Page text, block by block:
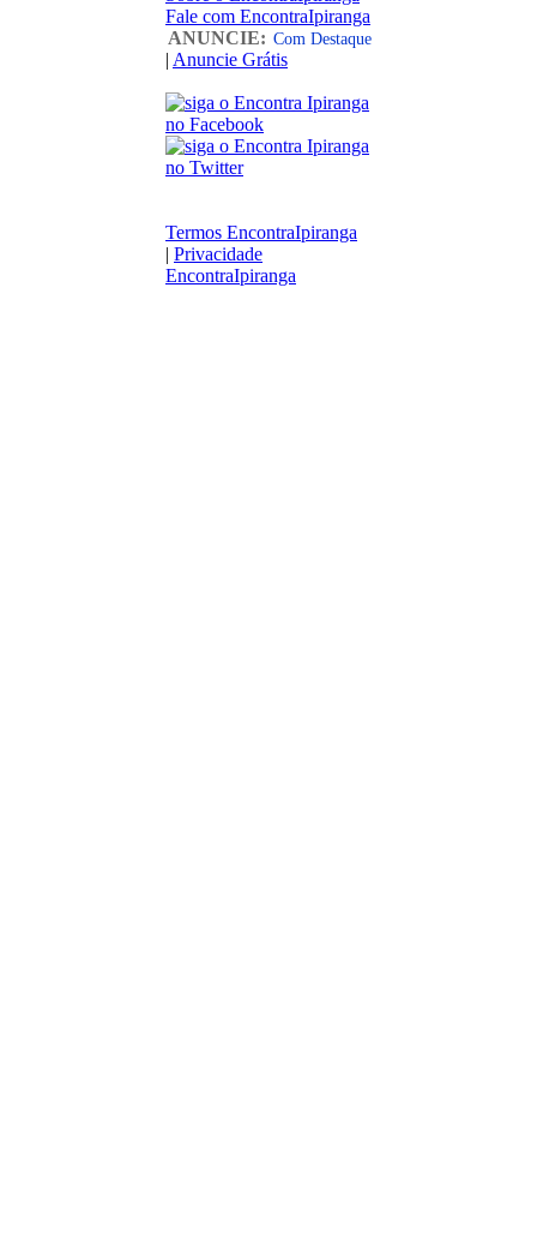
Fale com EncontraIpiranga
ANUNCIE: Com Destaque
| Anuncie Grátis
Termos EncontraIpiranga
| Privacidade
EncontraIpiranga